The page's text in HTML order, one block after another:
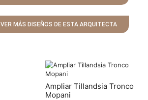
VER MÁS DISEÑOS DE ESTA ARQUITECTA
Ampliar Tillandsia Tronco
Mopani